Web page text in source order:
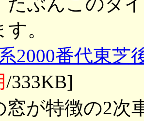
。
2000番代東芝
/333KB]
が特徴の2次